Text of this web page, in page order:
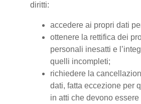
diritti:
accedere ai propri dati
ottenere la rettifica dei
personali inesatti e
quelli incompleti;
richiedere la
dati, fatta eccezione per
in atti che devono essere